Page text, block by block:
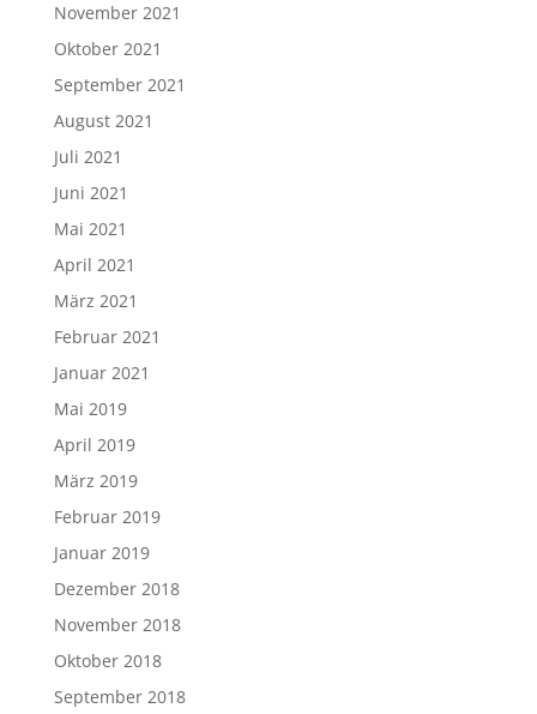
November 2021
Oktober 2021
September 2021
August 2021
Juli 2021
Juni 2021
Mai 2021
April 2021
März 2021
Februar 2021
Januar 2021
Mai 2019
April 2019
März 2019
Februar 2019
Januar 2019
Dezember 2018
November 2018
Oktober 2018
September 2018